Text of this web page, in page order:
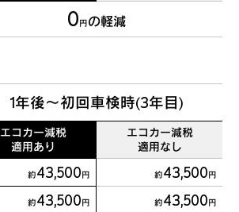
0円の軽減
1年後～初回車検時(3年目)
エコカー減税
適用あり
エコカー減税
適用なし
約43,500円 約43,500円
約43,500円 約43,500円